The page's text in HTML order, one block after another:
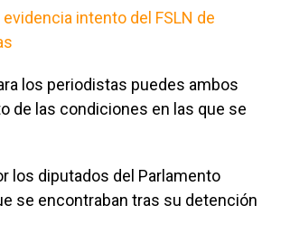
intento del FSLN de
los periodistas puedes ambos
de las condiciones en las que se
los diputados del Parlamento
se encontraban tras su detención